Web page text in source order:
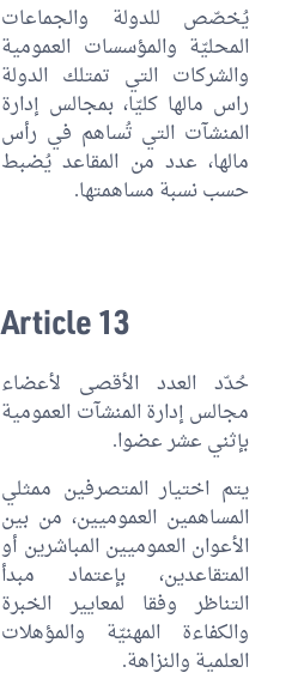
يُخصّص للدولة والجماعات
المحليّة والمؤسسات العمومية
والشركات التي تمتلك الدولة
راس مالها كليّا، بمجالس إدارة
المنشآت التي تُساهم في رأس
مالها، عدد من المقاعد يُضبط
حسب نسبة مساهمتها.
Article 13
حُدّد العدد الأقصى لأعضاء
مجالس إدارة المنشآت العمومية
بإثني عشر عضوا.
يتم اختيار المتصرفين ممثلي
المساهمين العموميين، من بين
الأعوان العموميين المباشرين أو
المتقاعدين، بإعتماد مبدأ
التناظر وفقا لمعايير الخبرة
والكفاءة المهنيّة والمؤهلات
العلمية والنزاهة.